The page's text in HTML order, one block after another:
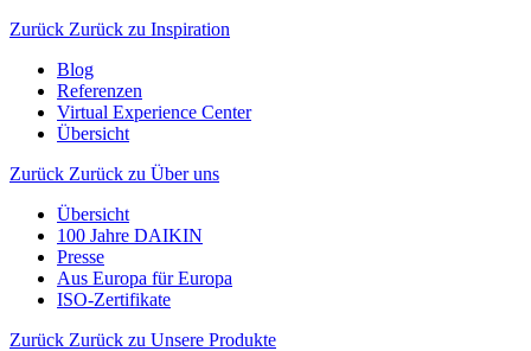
Zurück Zurück zu Inspiration
Blog
Referenzen
Virtual Experience Center
Übersicht
Zurück Zurück zu Über uns
Übersicht
100 Jahre DAIKIN
Presse
Aus Europa für Europa
ISO-Zertifikate
Zurück Zurück zu Unsere Produkte